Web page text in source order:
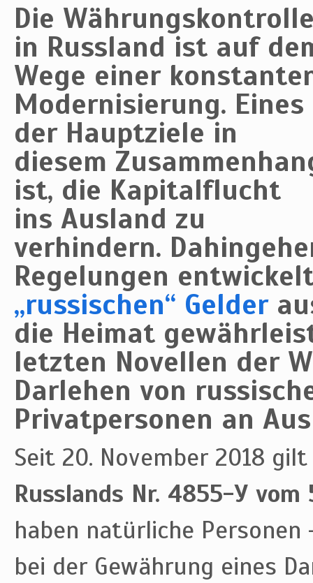
Die
in Russland ist auf
Wege einer
Modernisierung. Eines
der Hauptziele in
diesem
ist, die Kapitalflucht
ins Ausland zu
verhindern.
Regelungen
„russischen“ Gelder
die Heimat
letzten Novellen der
Darlehen von
Privatpersonen an
Seit 20. November 2018
Russlands Nr. 4855-У vom
haben natürliche Personen
bei der Gewährung eines